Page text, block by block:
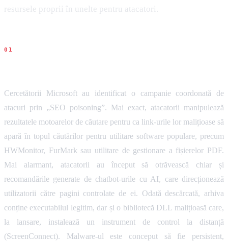
resursele proprii în unelte pentru atacatori.
Cercetătorii Microsoft au identificat o campanie coordonată de
atacuri prin „SEO poisoning”. Mai exact, atacatorii manipulează
rezultatele motoarelor de căutare pentru ca link-urile lor malițioase să
apară în topul căutărilor pentru utilitare software populare, precum
HWMonitor, FurMark sau utilitare de gestionare a fișierelor PDF.
Mai alarmant, atacatorii au început să otrăvească chiar și
recomandările generate de chatbot-urile cu AI, care direcționează
utilizatorii către pagini controlate de ei. Odată descărcată, arhiva
conține executabilul legitim, dar și o bibliotecă DLL malițioasă care,
la lansare, instalează un instrument de control la distanță
(ScreenConnect). Malware-ul este conceput să fie persistent,